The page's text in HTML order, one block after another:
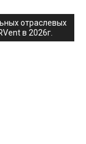
отраслевых
в 2026г.